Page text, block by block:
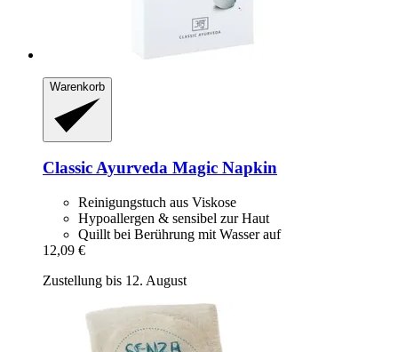
Warenkorb
Classic Ayurveda Magic Napkin
Reinigungstuch aus Viskose
Hypoallergen & sensibel zur Haut
Quillt bei Berührung mit Wasser auf
12,09 €
Zustellung bis 12. August